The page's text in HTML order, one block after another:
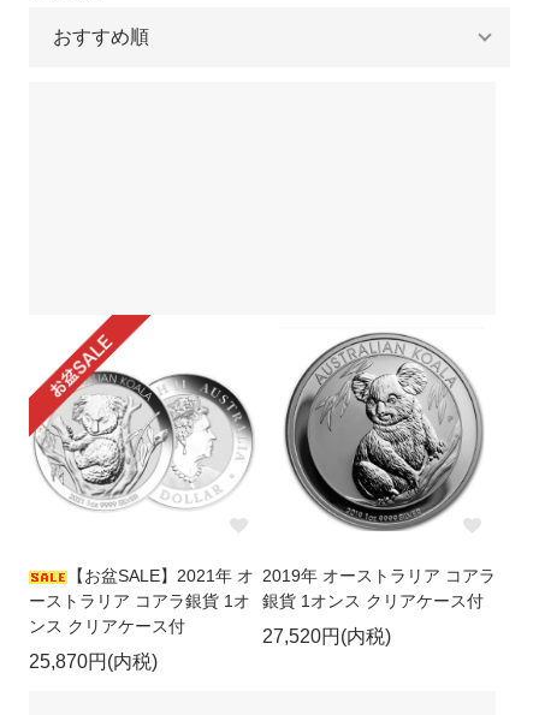
【お盆SALE】2021年 オ
ーストラリア コアラ銀貨 1オ
ンス クリアケース付
25,870円(内税)
2019年 オーストラリア コアラ
銀貨 1オンス クリアケース付
27,520円(内税)